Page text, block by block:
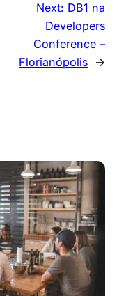
Next: DB1 na
Developers
Conference –
Florianópolis →